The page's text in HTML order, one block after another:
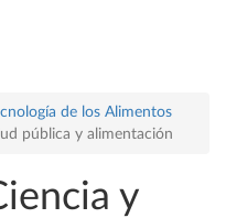
de los Alimentos
pública y alimentación
y